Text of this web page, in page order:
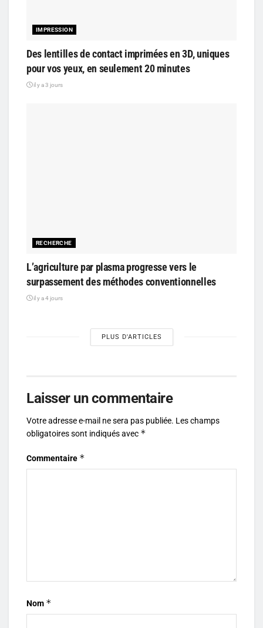
IMPRESSION
Des lentilles de contact imprimées en 3D, uniques
pour vos yeux, en seulement 20 minutes
il y a 3 jours
RECHERCHE
L’agriculture par plasma progresse vers le
surpassement des méthodes conventionnelles
il y a 4 jours
PLUS D'ARTICLES
Laisser un commentaire
Votre adresse e-mail ne sera pas publiée. Les champs
obligatoires sont indiqués avec *
Commentaire *
Nom *